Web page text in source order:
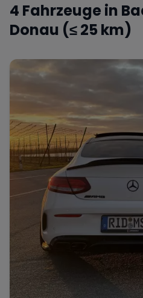
Mercedes BMW
McLaren
Bentley Rolls
Wann
Zeitraum wählen
4 Fahrzeuge in
Donau (≤ 25 km)